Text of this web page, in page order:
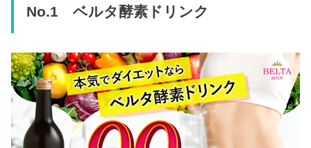
No.1 ベルタ酵素ドリンク